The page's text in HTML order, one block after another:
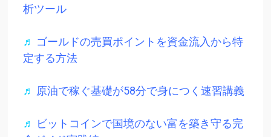
析ツール
♬ ゴールドの売買ポイントを資金流入から特
定する方法
♬ 原油で稼ぐ基礎が58分で身につく速習講義
♬
ビットコインで国境のない富を築き守る完